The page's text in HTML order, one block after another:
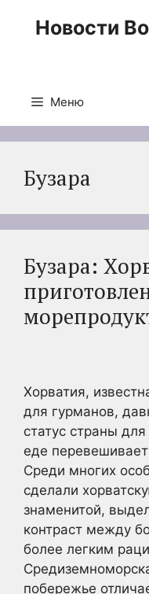
Новости
Меню
Бузара
Бузара:
Хорватия,
для гурманов,
статус страны
еде перевешивает
Среди многих
сделали
знаменитой,
контраст между
более легким
побережье